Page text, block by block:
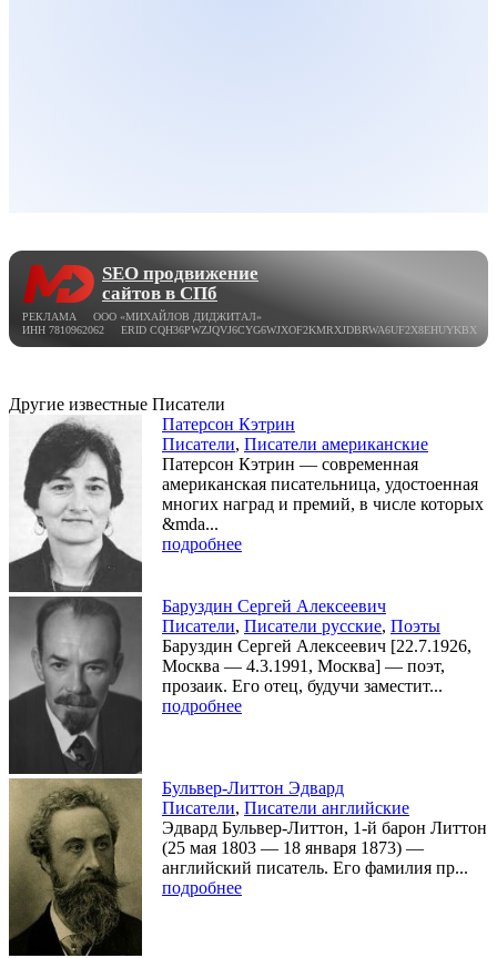
SEO продвижение
сайтов в СПб
РЕКЛАМА ООО «МИХАЙЛОВ ДИДЖИТАЛ»
ИНН 7810962062 ERID CQH36PWZJQVJ6CYG6WJXOF2KMRXJDBRWA6UF2X8EHUYKBX
Другие известные Писатели
Патерсон Кэтрин
Писатели, Писатели американские
Патерсон Кэтрин — современная
американская писательница, удостоенная
многих наград и премий, в числе которых
&mda...
подробнее
Баруздин Сергей Алексеевич
Писатели, Писатели русские, Поэты
Баруздин Сергей Алексеевич [22.7.1926,
Москва — 4.3.1991, Москва] — поэт,
прозаик. Его отец, будучи заместит...
подробнее
Бульвер-Литтон Эдвард
Писатели, Писатели английские
Эдвард Бульвер-Литтон, 1-й барон Литтон
(25 мая 1803 — 18 января 1873) —
английский писатель. Его фамилия пр...
подробнее